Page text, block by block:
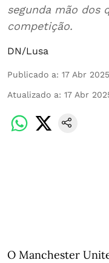
segunda mão dos
competição.
DN/Lusa
Publicado a: 17 Abr
Atualizado a: 17 Abr
O Manchester